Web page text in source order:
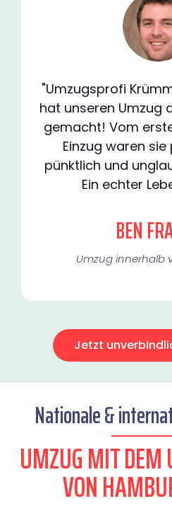
"Umzugsprofi
hat unseren Umzug
gemacht! Vom
Einzug waren
pünktlich und
Ein echter
BEN
Umzug innerhalb
Jetzt
Nationale &
UMZUG MIT DEM
VON